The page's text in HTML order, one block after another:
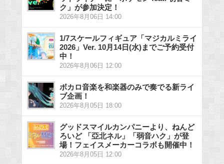
ク」が参加決定！
2026年8月06日 14:00
1/7スケールフィギュア「マジカルミライ
2026」Ver. 10月14日(水)までご予約受付
中！
2026年8月06日 12:00
ボカロ音楽を和楽器のみで奏でる新ライ
ブ企画！
2026年8月05日 18:00
グッドスマイルカンパニーより、ねんど
ろいど 「亞北ネル」「弱音ハク」が登
場！フェイスメーカーコラボも開催中！
2026年8月05日 12:00